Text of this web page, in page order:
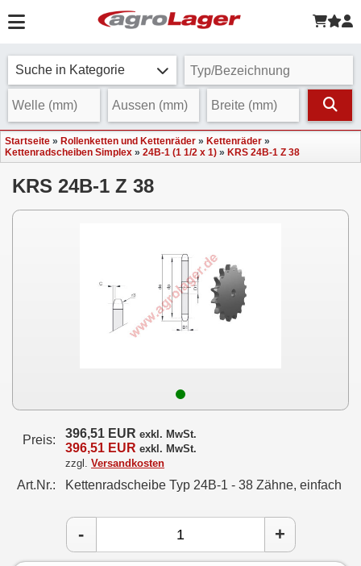
Suche in Kategorie
Startseite » Rollenketten und Kettenräder » Kettenräder »
Kettenradscheiben Simplex » 24B-1 (1 1/2 x 1) » KRS 24B-1 Z 38
KRS 24B-1 Z 38
Preis: 396,51 EUR exkl. MwSt.
396,51 EUR exkl. MwSt.
zzgl. Versandkosten
Art.Nr.: Kettenradscheibe Typ 24B-1 - 38 Zähne, einfach
- +